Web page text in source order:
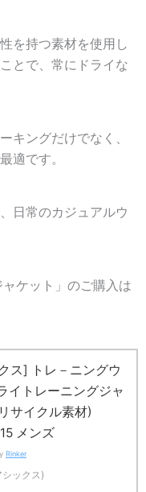
を持つ素材を使用し
とで、常にドライな
キングだけでなく、
適です。
日常のカジュアルウ
ャケット」のご購入は
ス] トレ－ニングウ
イトレーニングジャ
サイクル素材)
メンズ
Rinker
ックス)